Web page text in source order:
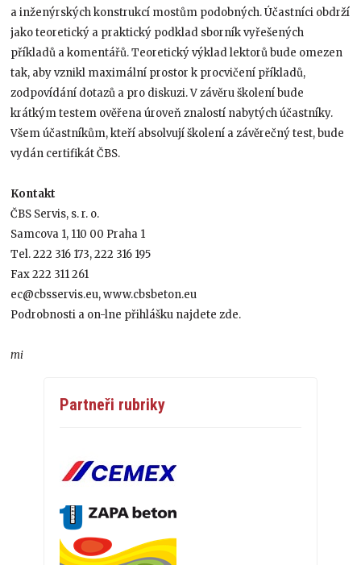
a inženýrských konstrukcí mostům podobných. Účastníci obdrží
jako teoretický a praktický podklad sborník vyřešených
příkladů a komentářů. Teoretický výklad lektorů bude omezen
tak, aby vznikl maximální prostor k procvičení příkladů,
zodpovídání dotazů a pro diskuzi. V závěru školení bude
krátkým testem ověřena úroveň znalostí nabytých účastníky.
Všem účastníkům, kteří absolvují školení a závěrečný test, bude
vydán certifikát ČBS.
Kontakt
ČBS Servis, s. r. o.
Samcova 1, 110 00 Praha 1
Tel. 222 316 173, 222 316 195
Fax 222 311 261
ec@cbsservis.eu, www.cbsbeton.eu
Podrobnosti a on-lne přihlášku najdete zde.
mi
Partneři rubriky